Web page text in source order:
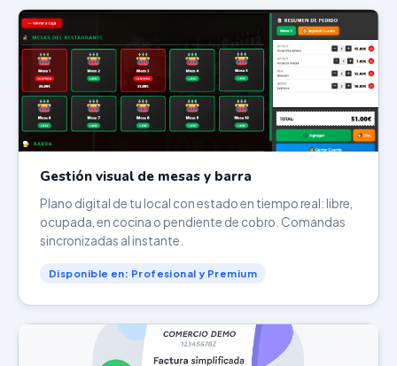
Gestión visual de mesas y barra
Plano digital de tu local con estado en tiempo real: libre,
ocupada, en cocina o pendiente de cobro. Comandas
sincronizadas al instante.
Disponible en: Profesional y Premium